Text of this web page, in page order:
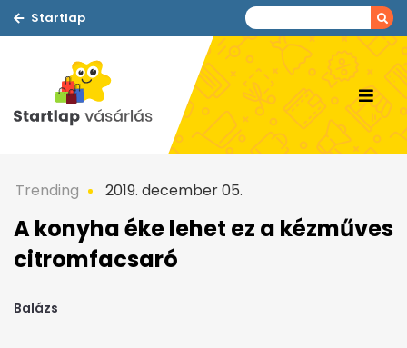
Startlap
Trending 2019. december 05.
A konyha éke lehet ez a kézműves
citromfacsaró
Balázs